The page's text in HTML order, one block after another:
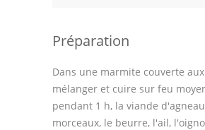
Espace Personnel
Préparation
Dans une marmite couverte
mélanger et cuire sur feu
pendant 1 h, la viande
morceaux, le beurre, l'ail,